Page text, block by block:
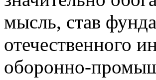
мысль, став
отечественного
оборонно-